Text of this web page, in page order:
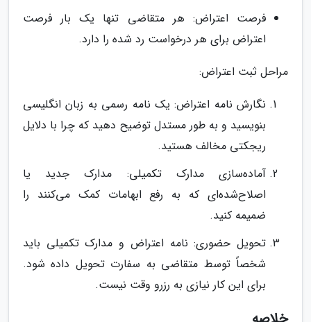
فرصت اعتراض: هر متقاضی تنها یک بار فرصت
اعتراض برای هر درخواست رد شده را دارد.
مراحل ثبت اعتراض:
نگارش نامه اعتراض: یک نامه رسمی به زبان انگلیسی
بنویسید و به طور مستدل توضیح دهید که چرا با دلایل
ریجکتی مخالف هستید.
آماده‌سازی مدارک تکمیلی: مدارک جدید یا
اصلاح‌شده‌ای که به رفع ابهامات کمک می‌کنند را
ضمیمه کنید.
تحویل حضوری: نامه اعتراض و مدارک تکمیلی باید
شخصاً توسط متقاضی به سفارت تحویل داده شود.
برای این کار نیازی به رزرو وقت نیست.